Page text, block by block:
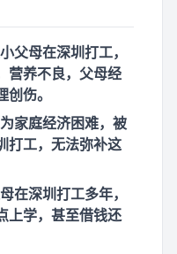
父母在深圳打工，
营养不良，父母经
伤。
家庭经济困难，被
打工，无法弥补这
在深圳打工多年，
上学，甚至借钱还